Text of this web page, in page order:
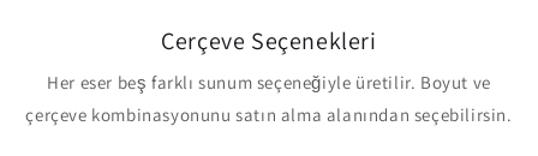
Çerçeve Seçenekleri
Her eser beş farklı sunum seçeneğiyle üretilir. Boyut ve
çerçeve kombinasyonunu satın alma alanından seçebilirsin.